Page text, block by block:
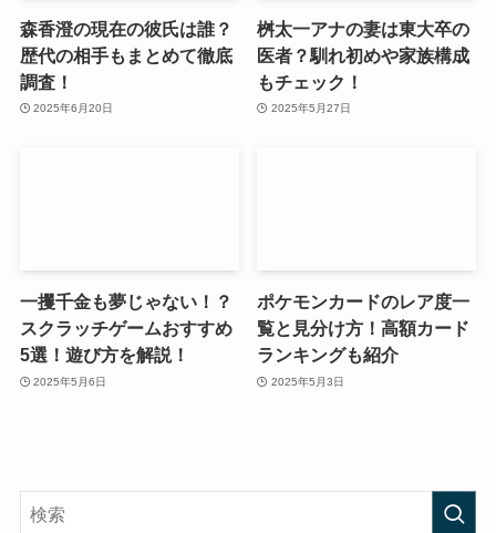
森香澄の現在の彼氏は誰？
歴代の相手もまとめて徹底
調査！
2025年6月20日
桝太一アナの妻は東大卒の
医者？馴れ初めや家族構成
もチェック！
2025年5月27日
一攫千金も夢じゃない！？
スクラッチゲームおすすめ
5選！遊び方を解説！
2025年5月6日
ポケモンカードのレア度一
覧と見分け方！高額カード
ランキングも紹介
2025年5月3日